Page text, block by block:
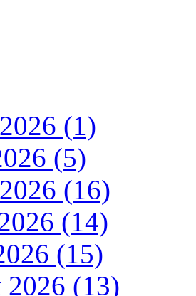
(1)
(5)
(16)
(14)
(15)
2026 (13)